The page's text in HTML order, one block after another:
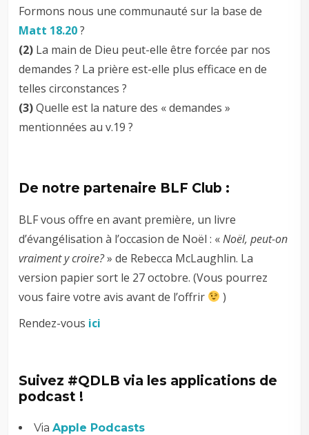
Formons nous une communauté sur la base de
Matt 18.20?
(2) La main de Dieu peut-elle être forcée par nos
demandes ? La prière est-elle plus efficace en de
telles circonstances ?
(3)Quelle est la nature des « demandes »
mentionnées au v.19 ?
De notre partenaire BLF Club :
BLF vous offre en avant première, un livre
d’évangélisation à l’occasion de Noël : «Noël, peut-on
vraiment y croire?» de Rebecca McLaughlin. La
version papier sort le 27 octobre. (Vous pourrez
vous faire votre avis avant de l’offrir
)
Rendez-vous ici
Suivez #QDLB via les applications de
podcast !
ViaApple Podcasts